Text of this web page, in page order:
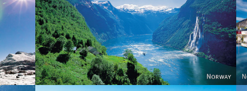
Norway